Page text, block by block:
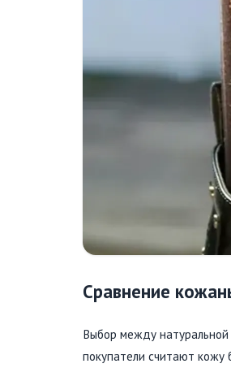
Сравнение
Выбор между
покупатели считают кожу